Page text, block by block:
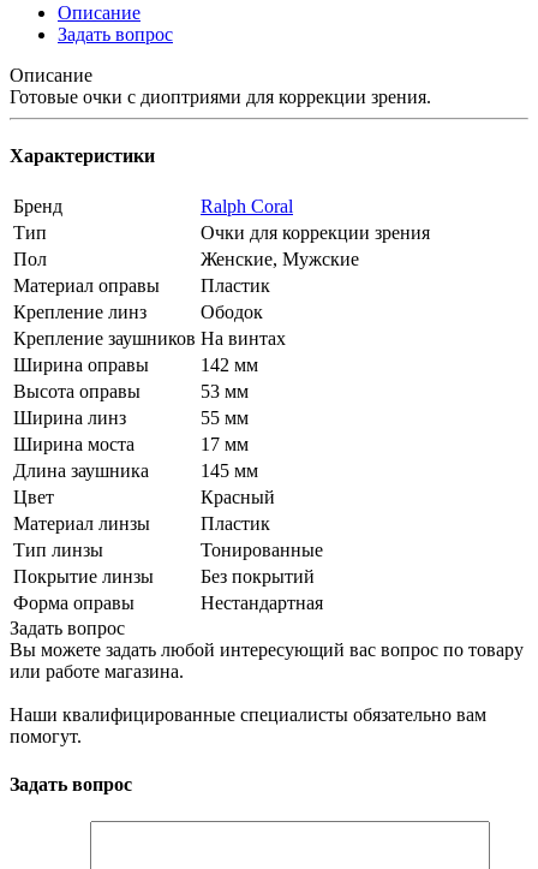
Описание
Задать вопрос
Описание
Готовые очки с диоптриями для коррекции зрения.
Характеристики
Бренд
Ralph Coral
Тип
Очки для коррекции зрения
Пол
Женские, Мужские
Материал оправы
Пластик
Крепление линз
Ободок
Крепление заушников На винтах
Ширина оправы
142 мм
Высота оправы
53 мм
Ширина линз
55 мм
Ширина моста
17 мм
Длина заушника
145 мм
Цвет
Красный
Материал линзы
Пластик
Тип линзы
Тонированные
Покрытие линзы
Без покрытий
Форма оправы
Нестандартная
Задать вопрос
Вы можете задать любой интересующий вас вопрос по товару
или работе магазина.
Наши квалифицированные специалисты обязательно вам
помогут.
Задать вопрос